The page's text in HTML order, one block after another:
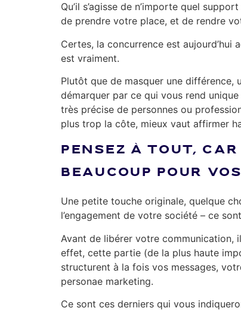
Qu’il s’agisse de n’importe quel
de prendre votre place, et de rendre
Certes, la concurrence est aujourd’hui
est vraiment.
Plutôt que de masquer une
démarquer par ce qui vous rend
très précise de personnes ou
plus trop la côte, mieux vaut affirmer
PENSEZ À TOUT,
BEAUCOUP POUR
Une petite touche originale, quelque
l’engagement de votre société – ce
Avant de libérer votre communication,
effet, cette partie (de la plus haute
structurent à la fois vos messages,
personae marketing.
Ce sont ces derniers qui vous